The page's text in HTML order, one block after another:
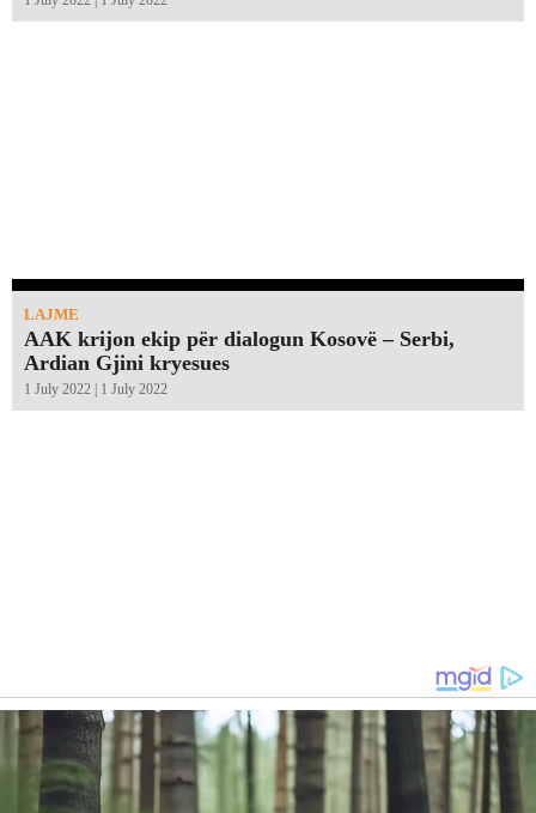
LAJME
AAK krijon ekip për dialogun Kosovë – Serbi,
Ardian Gjini kryesues
1 July 2022 | 1 July 2022